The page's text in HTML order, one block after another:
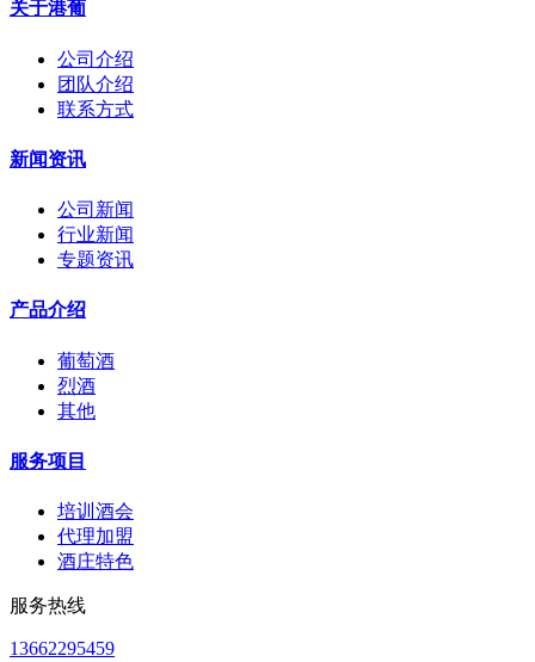
关于港葡
公司介绍
团队介绍
联系方式
新闻资讯
公司新闻
行业新闻
专题资讯
产品介绍
葡萄酒
烈酒
其他
服务项目
培训酒会
代理加盟
酒庄特色
服务热线
13662295459